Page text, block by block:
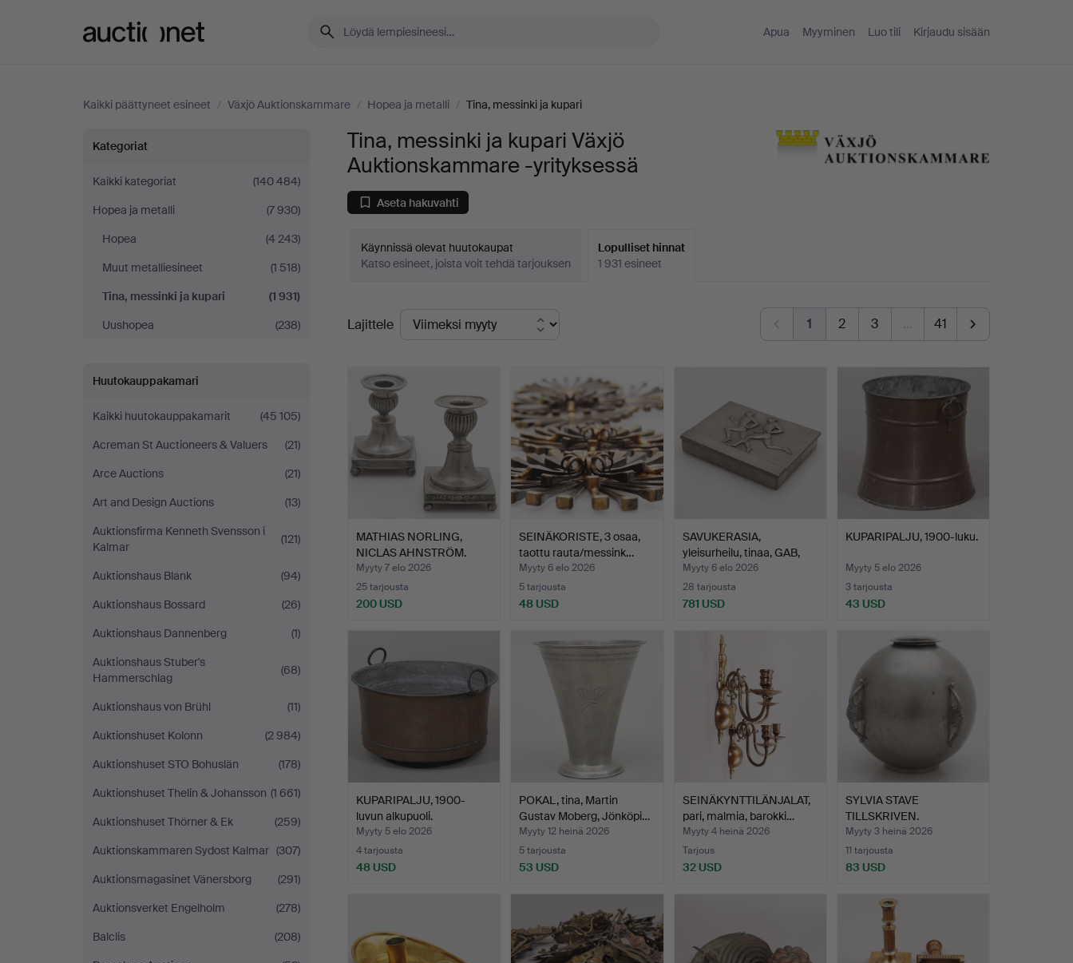
Apua Myyminen Luo tili Kirjaudu sisään
Kaikki päättyneet esineet / Växjö Auktionskammare / Hopea ja metalli / Tina, messinki ja kupari
Tina,
messinki
ja
kupari
Växjö
Auktionskammare
yrityksessä
Kategoriat
Kaikki kategoriat
(140 484)
Hopea ja metalli
(7 930)
Hopea
(4 243)
Muut metalliesineet
(1 518)
Tina, messinki ja kupari
(1 931)
Uushopea
(238)
Huutokauppakamari
Kaikki huutokauppakamarit
(45 105)
Acreman St Auctioneers & Valuers
(21)
Arce Auctions
(21)
Art and Design Auctions
(13)
Auktionsfirma Kenneth Svensson i
Kalmar
(121)
Auktionshaus Blank
(94)
Auktionshaus Bossard
(26)
Auktionshaus Dannenberg
(1)
Auktionshaus Stuber's
Hammerschlag
(68)
Auktionshaus von Brühl
(11)
Auktionshuset Kolonn
(2 984)
Auktionshuset STO Bohuslän
(178)
Auktionshuset Thelin & Johansson (1 661)
Auktionshuset Thörner & Ek
(259)
Auktionskammaren Sydost Kalmar (307)
Auktionsmagasinet Vänersborg
(291)
Auktionsverket Engelholm
(278)
Balclis
(208)
Tina, messinki ja kupari Växjö
Auktionskammare -yrityksessä
Aseta hakuvahti
Käynnissä olevat huutokaupat
Katso esineet, joista voit tehdä tarjouksen
Lopulliset hinnat
1 931 esineet
Lopulliset
hinnat
Lajittele 1 2 3 … 41
MATHIAS NORLING,
NICLAS AHNSTRÖM.
Kynttilä…
Myyty 7 elo 2026
25 tarjousta
200 USD
SEINÄKORISTE, 3 osaa,
taottu rauta/messink…
Myyty 6 elo 2026
5 tarjousta
48 USD
SAVUKERASIA,
yleisurheilu, tinaa, GAB,
193…
Myyty 6 elo 2026
28 tarjousta
781 USD
KUPARIPALJU, 1900-luku.
Myyty 5 elo 2026
3 tarjousta
43 USD
KUPARIPALJU, 1900-
luvun alkupuoli.
Myyty 5 elo 2026
4 tarjousta
48 USD
POKAL, tina, Martin
Gustav Moberg, Jönköpi…
Myyty 12 heinä 2026
5 tarjousta
53 USD
SEINÄKYNTTILÄNJALAT,
pari, malmia, barokki…
Myyty 4 heinä 2026
Tarjous
32 USD
SYLVIA STAVE
TILLSKRIVEN.
Pallomaljakko, t…
Myyty 3 heinä 2026
11 tarjousta
83 USD